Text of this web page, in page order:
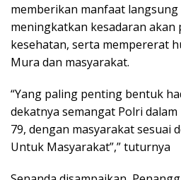
memberikan manfaat
meningkatkan kesadaran akan
kesehatan, serta mempererat
Mura dan masyarakat.
“Yang paling penting bentuk
dekatnya semangat Polri
79, dengan masyarakat sesuai
Untuk Masyarakat”,” tuturnya